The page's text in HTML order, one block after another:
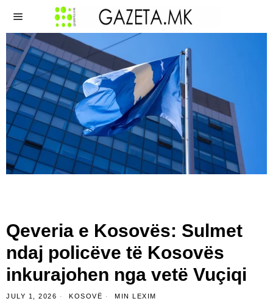
Qeveria e Kosovës: Sulmet
ndaj policëve të Kosovës
inkurajohen nga vetë Vuçiqi
JULY 1, 2026 KOSOVË MIN LEXIM